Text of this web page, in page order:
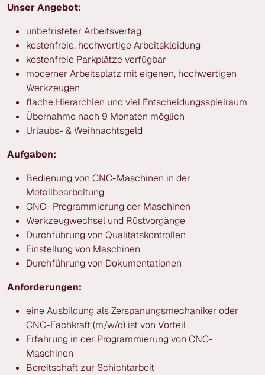
Unser Angebot:
unbefristeter Arbeitsvertag
kostenfreie, hochwertige Arbeitskleidung
kostenfreie Parkplätze verfügbar
moderner Arbeitsplatz mit eigenen, hochwertigen
Werkzeugen
flache Hierarchien und viel Entscheidungsspielraum
Übernahme nach 9 Monaten möglich
Urlaubs- & Weihnachtsgeld
Aufgaben:
Bedienung von CNC-Maschinen in der
Metallbearbeitung
CNC- Programmierung der Maschinen
Werkzeugwechsel und Rüstvorgänge
Durchführung von Qualitätskontrollen
Einstellung von Maschinen
Durchführung von Dokumentationen
Anforderungen:
eine Ausbildung als Zerspanungsmechaniker oder
CNC-Fachkraft (m/w/d) ist von Vorteil
Erfahrung in der Programmierung von CNC-
Maschinen
Bereitschaft zur Schichtarbeit